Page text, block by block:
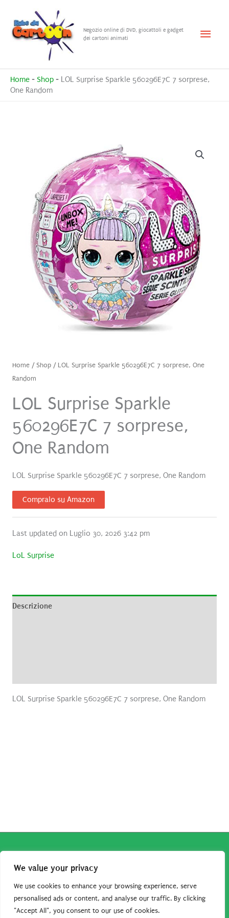
We value your privacy
We use cookies to enhance your browsing experience, serve
personalised ads or content, and analyse our traffic. By clicking
"Accept All", you consent to our use of cookies.
contenuto
Negozio online di DVD, giocattoli e gadget
dei cartoni animati
Menu
Home - Shop - LOL Surprise Sparkle 560296E7C 7 sorprese,
One Random
Home/ Shop/ LOL Surprise Sparkle 560296E7C 7 sorprese, One
Random
LOL Surprise Sparkle
560296E7C 7 sorprese,
One Random
LOL Surprise Sparkle 560296E7C 7 sorprese, One Random
Compralo su Amazon
Last updated on Luglio 30, 2026 3:42 pm
LoL Surprise
Descrizione
LOL Surprise Sparkle 560296E7C 7 sorprese, One Random
associato Amazon percepisce dei ricavi da acquisti idonei.
Tutti i guadagni sono direttamente reinvestiti in questo sito
per continuare a condividere tutorial e risorse per gli amanti
dei cartoon. Grazie per il vostro sostegno!